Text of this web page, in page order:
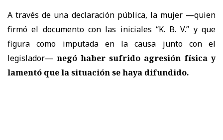
A través de una declaración pública, la mujer —quien
firmó el documento con las iniciales “K. B. V.” y que
figura como imputada en la causa junto con el
legislador— negó haber sufrido agresión física y
lamentó que la situación se haya difundido.